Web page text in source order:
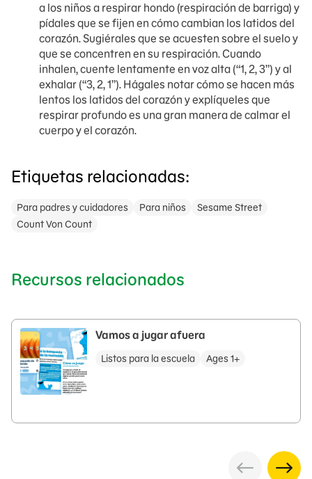
a los niños a respirar hondo (respiración de barriga) y
pídales que se fijen en cómo cambian los latidos del
corazón. Sugiérales que se acuesten sobre el suelo y
que se concentren en su respiración. Cuando
inhalen, cuente lentamente en voz alta (“1, 2, 3”) y al
exhalar (“3, 2, 1”). Hágales notar cómo se hacen más
lentos los latidos del corazón y explíqueles que
respirar profundo es una gran manera de calmar el
cuerpo y el corazón.
Etiquetas relacionadas:
Para padres y cuidadores Para niños
Sesame Street
Count Von Count
Recursos relacionados
Vamos a jugar afuera
Listos para la escuela Ages 1+